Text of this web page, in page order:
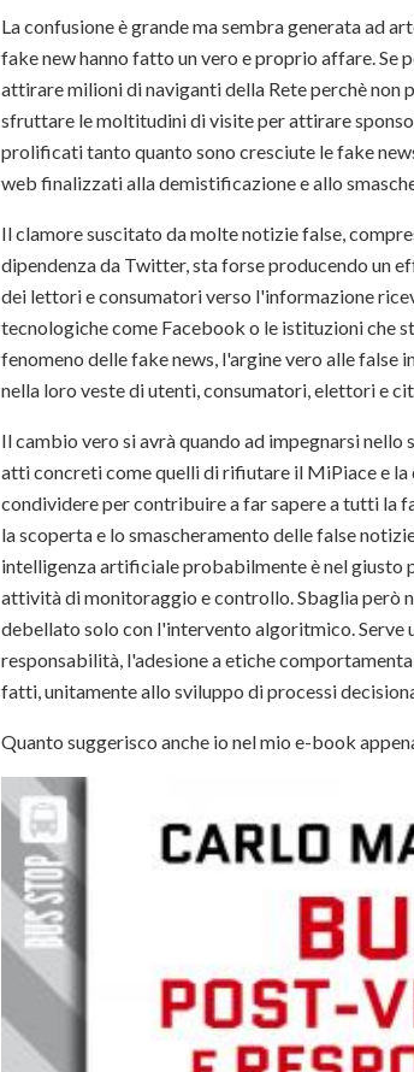
La confusione è grande ma sembra generata ad
fake new hanno fatto un vero e proprio affare.
attirare milioni di naviganti della Rete perchè non
sfruttare le moltitudini di visite per attirare
prolificati tanto quanto sono cresciute le fake
web finalizzati alla demistificazione e allo
Il clamore suscitato da molte notizie false,
dipendenza da Twitter, sta forse producendo un
dei lettori e consumatori verso l'informazione
tecnologiche come Facebook o le istituzioni che
fenomeno delle fake news, l'argine vero alle
nella loro veste di utenti, consumatori, elettori e
Il cambio vero si avrà quando ad impegnarsi
atti concreti come quelli di rifiutare il MiPiace e
condividere per contribuire a far sapere a tutti la
la scoperta e lo smascheramento delle false
intelligenza artificiale probabilmente è nel giusto
attività di monitoraggio e controllo. Sbaglia però
debellato solo con l'intervento algoritmico. Serve
responsabilità, l'adesione a etiche
fatti, unitamente allo sviluppo di processi
Quanto suggerisco anche io nel mio e-book